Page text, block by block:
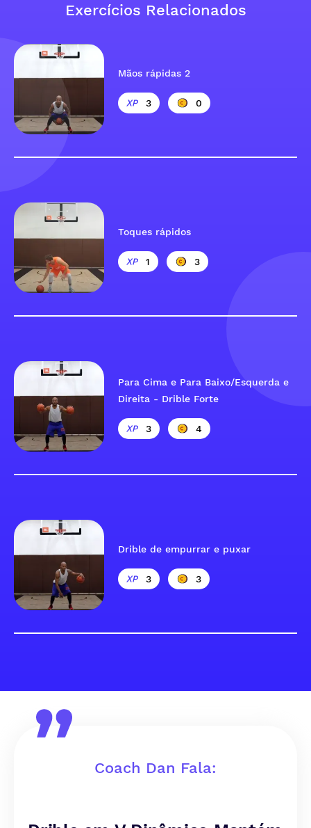
Exercícios Relacionados
Mãos rápidas 2
3 0
Toques rápidos
1 3
Para Cima e Para Baixo/Esquerda e
Direita - Drible Forte
3 4
Drible de empurrar e puxar
3 3
Coach Dan Fala: